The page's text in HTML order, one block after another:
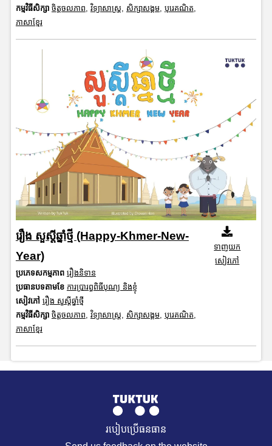
កម្មវិធីសិក្សា ចិត្តចលភាព, វិទ្យាសាស្រ្ត, សិក្សាសង្គម, បុរេគណិត,
ភាសាខ្មែរ
រឿង សួស្តីឆ្នាំថ្មី (Happy-Khmer-New-
Year)
ប្រភេទសកម្មភាព រឿងនិទាន
ប្រធានបទតាមខែ ការប្រារព្ធពិធីបុណ្យ និងខ្ញុំ
សៀវភៅ រឿង សួស្តីឆ្នាំថ្មី
កម្មវិធីសិក្សា ចិត្តចលភាព វិទ្យាសាស្រ្ត សិក្សាសង្គម, បុរេគណិត
ភាសាខ្មែរ
ទាញយក
សៀវភៅ
របៀបប្រើធនធាន